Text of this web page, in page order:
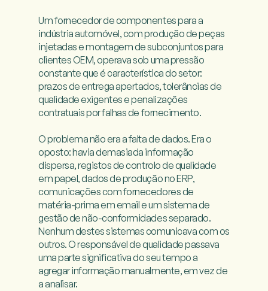
Um fornecedor de componentes para a
indústria automóvel, com produção de peças
injetadas e montagem de subconjuntos para
clientes OEM, operava sob uma pressão
constante que é característica do setor:
prazos de entrega apertados, tolerâncias de
qualidade exigentes e penalizações
contratuais por falhas de fornecimento.
O problema não era a falta de dados. Era o
oposto: havia demasiada informação
dispersa, registos de controlo de qualidade
em papel, dados de produção no ERP,
comunicações com fornecedores de
matéria-prima em email e um sistema de
gestão de não-conformidades separado.
Nenhum destes sistemas comunicava com os
outros. O responsável de qualidade passava
uma parte significativa do seu tempo a
agregar informação manualmente, em vez de
a analisar.